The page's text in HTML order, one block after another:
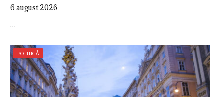
6 august 2026
…
POLITICĂ